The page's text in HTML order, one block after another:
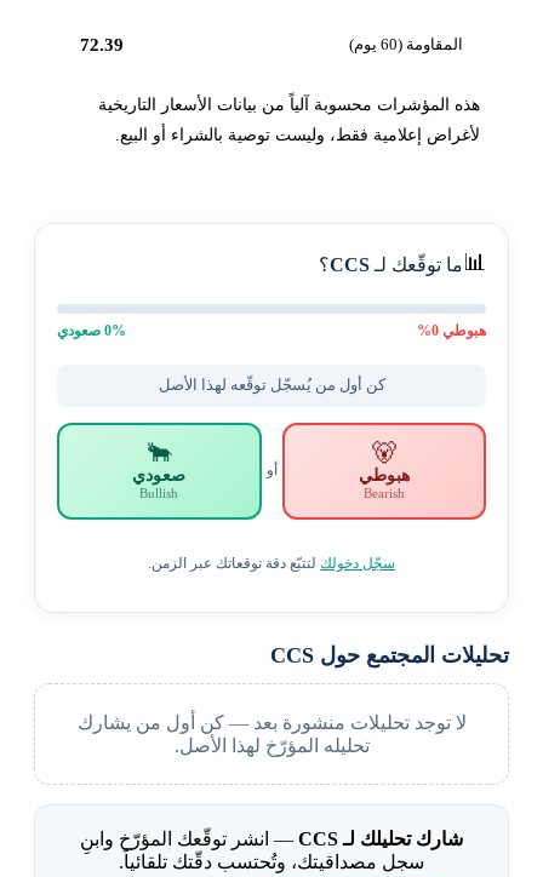
المقاومة (60 يوم) 72.39
هذه المؤشرات محسوبة آلياً من بيانات الأسعار التاريخية
لأغراض إعلامية فقط، وليست توصية بالشراء أو البيع.
📊ما توقّعك لـCCS؟
هبوطي0
%
0% صعودي
كن أول من يُسجّل توقّعه لهذا الأصل
🐻
هبوطي
Bearish
أو
🐂
صعودي
Bullish
سجّل دخولكلتتبّع دقة توقعاتك عبر الزمن.
تحليلات المجتمع حول CCS
لا توجد تحليلات منشورة بعد — كن أول من يشارك
تحليله المؤرّخ لهذا الأصل.
شارك تحليلك لـ CCS
— انشر توقّعك المؤرّخ وابنِ
سجل مصداقيتك، وتُحتسب دقّتك تلقائياً.